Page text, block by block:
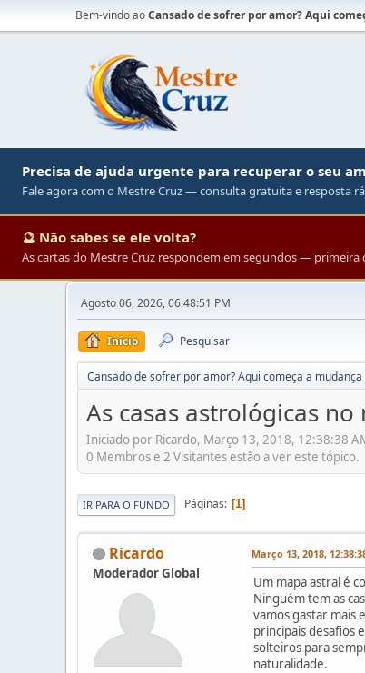
Bem-vindo aoCansado de sofrer por amor? Aqui
Precisa de ajuda urgente para recuperar o seu
Fale agora com o Mestre Cruz — consulta gratuita e resposta
🔮 Não sabes se ele volta?
As cartas do Mestre Cruz respondem em segundos — primeira
Agosto 06, 2026, 06:48:51 PM
Início Pesquisar
Cansado de sofrer por amor? Aqui começa a mudança
As casas astrológicas
Iniciado por Ricardo, Março 13, 2018, 12:38:38
0 Membros e 2 Visitantes estão a ver este tópico.
IR PARA O FUNDO Páginas 1
Ricardo
Moderador Global
Março 13, 2018,
Um mapa astral é
Ninguém tem as
vamos gastar mais
principais desafios
solteiros para
naturalidade.